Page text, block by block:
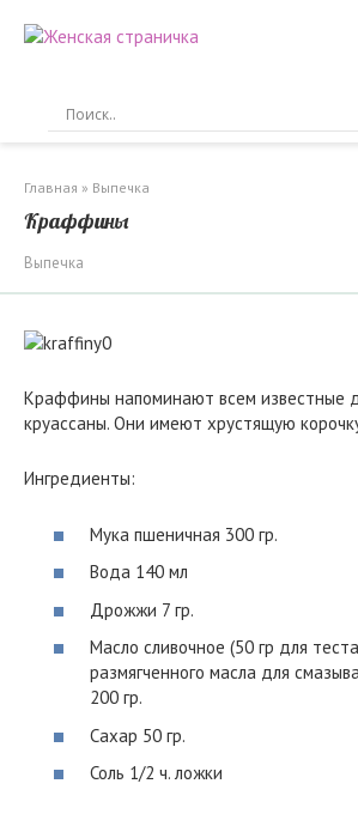
Главная » Выпечка
Краффины
Выпечка
Краффины напоминают всем известные
круассаны. Они имеют хрустящую
Ингредиенты:
Мука пшеничная 300 гр.
Вода 140 мл
Дрожжи 7 гр.
Масло сливочное (50 гр для
размягченного масла для
200 гр.
Сахар 50 гр.
Соль 1/2 ч. ложки